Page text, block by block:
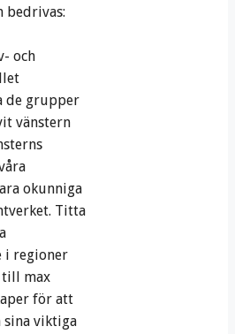
bedrivas:
och
de grupper
vänstern
okunniga
Titta
i regioner
till max
för att
viktiga